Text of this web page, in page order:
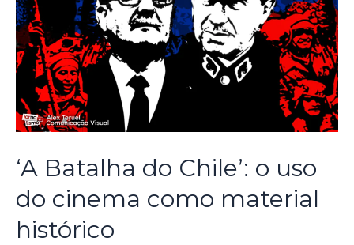
‘A Batalha do Chile’: o uso
do cinema como material
histórico